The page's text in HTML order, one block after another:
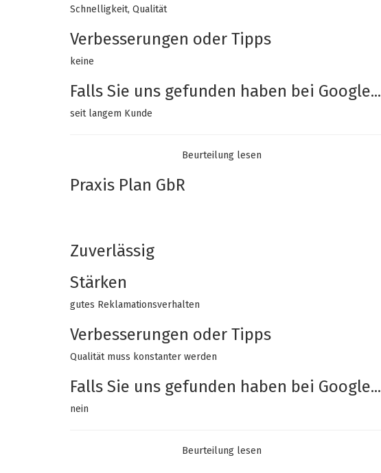
Schnelligkeit, Qualität
Verbesserungen oder Tipps
keine
Falls Sie uns gefunden haben bei Google...
seit langem Kunde
Beurteilung lesen
Praxis Plan GbR
Zuverlässig
Stärken
gutes Reklamationsverhalten
Verbesserungen oder Tipps
Qualität muss konstanter werden
Falls Sie uns gefunden haben bei Google...
nein
Beurteilung lesen